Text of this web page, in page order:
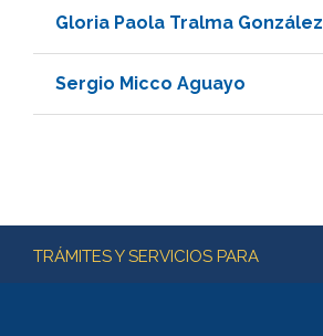
Gloria Paola Tralma González
Sergio Micco Aguayo
Más información
TRÁMITES Y SERVICIOS PARA